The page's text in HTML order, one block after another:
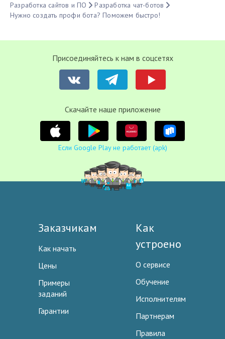
Разработка сайтов и ПО
Разработка чат-ботов
Нужно создать профи бота? Поможем быстро!
Присоединяйтесь к нам в соцсетях
Cкачайте наше приложение
Если Google Play не работает (apk)
Заказчикам
Как начать
Цены
Примеры
заданий
Гарантии
Как
устроено
О сервисе
Обучение
Исполнителям
Партнерам
Правила